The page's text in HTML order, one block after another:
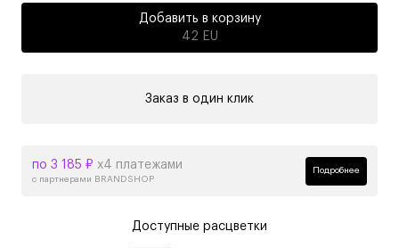
Добавить в корзину
42 EU
Заказ в один клик
по 3 185 ₽ х4 платежами
с партнерами BRANDSHOP
Подробнее
Доступные расцветки